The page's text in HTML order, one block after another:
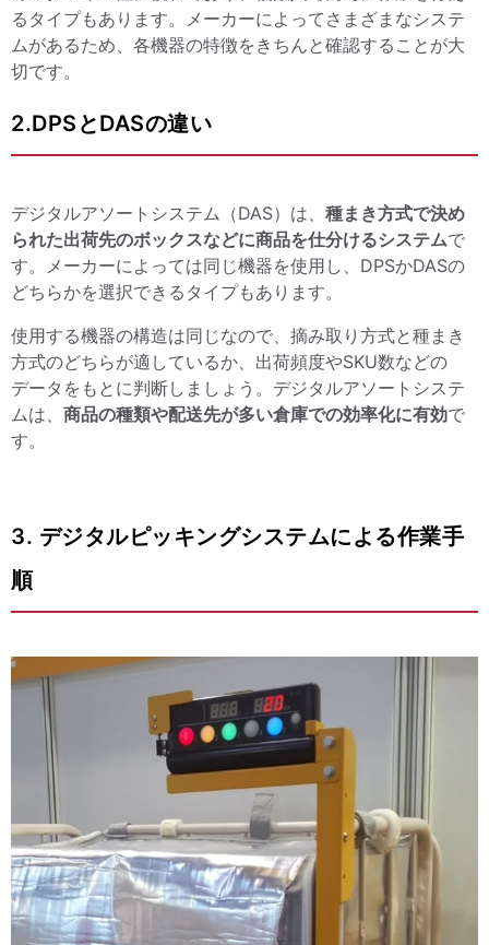
るタイプもあります。メーカーによってさまざまなシステ
ムがあるため、各機器の特徴をきちんと確認することが大
切です。
2.DPSとDASの違い
デジタルアソートシステム（DAS）は、 種まき方式で決め
られた出荷先のボックスなどに商品を仕分けるシステムで
す。メーカーによっては同じ機器を使用し、DPSかDASの
どちらかを選択できるタイプもあります。
使用する機器の構造は同じなので、摘み取り方式と種まき
方式のどちらが適しているか、出荷頻度やSKU数などの
データをもとに判断しましょう。デジタルアソートシステ
ムは、 商品の種類や配送先が多い倉庫での効率化に有効で
す。
3. デジタルピッキングシステムによる作業手
順